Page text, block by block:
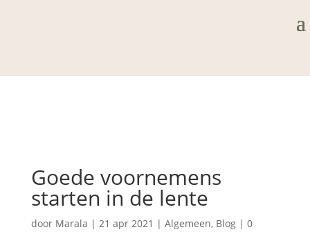
Goede voornemens
starten in de lente
door Marala | 21 apr 2021 | Algemeen, Blog| 0